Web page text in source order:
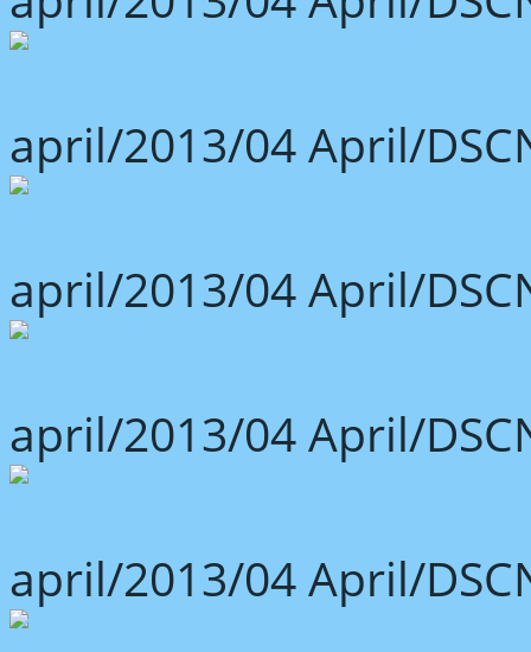
april/2013/04 April/
april/2013/04 April/
april/2013/04 April/
april/2013/04 April/